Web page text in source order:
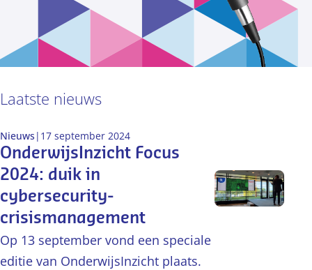
Laatste nieuws
OnderwijsInzicht Focus
2024: duik in
cybersecurity-
crisismanagement
Nieuws | 17 september 2024
Op 13 september vond een speciale
editie van OnderwijsInzicht plaats.